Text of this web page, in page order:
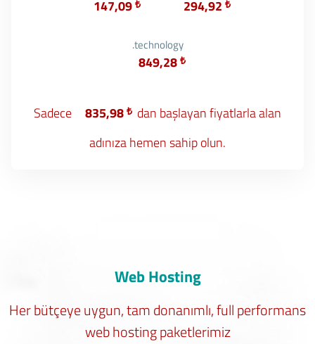
₺
147,09 ₺
294,92
.technology
₺
849,28
Sadece ₺
835,98
dan başlayan fiyatlarla alan
adınıza hemen sahip olun.
Web Hosting
Her bütçeye uygun, tam donanımlı, full performans
web hosting paketlerimiz